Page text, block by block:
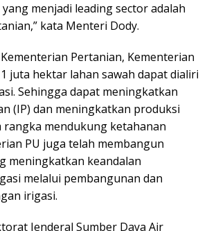
menjadi leading sector adalah
kata Menteri Dody.
Pertanian, Kementerian
juta hektar lahan sawah dapat dialiri
Sehingga dapat meningkatkan
(IP) dan meningkatkan produksi
mendukung ketahanan
PU juga telah membangun
meningkatkan keandalan
melalui pembangunan dan
irigasi.
Jenderal Sumber Daya Air